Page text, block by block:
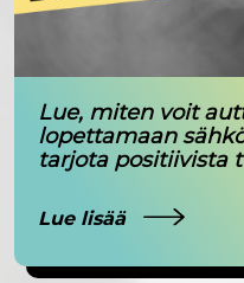
Lue, miten voit
lopettamaan
tarjota positiivista
Lue lisää